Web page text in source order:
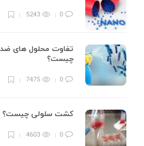
0
5243
تفاوت محلول های
چیست؟
0
7475
کشت سلولی چیست؟
0
4603